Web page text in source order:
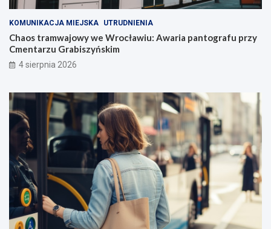
KOMUNIKACJA MIEJSKA UTRUDNIENIA
Chaos tramwajowy we Wrocławiu: Awaria pantografu przy
Cmentarzu Grabiszyńskim
4 sierpnia 2026